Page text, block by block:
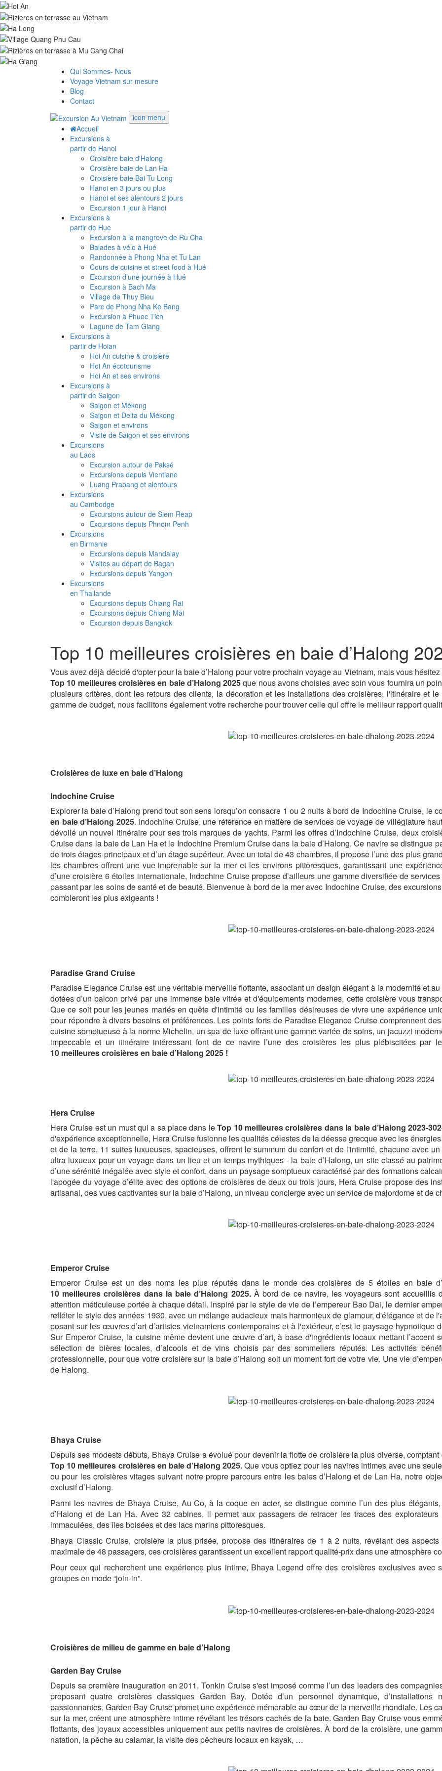
Qui Sommes- Nous
Voyage Vietnam sur mesure
Blog
Contact
icon menu
Accueil
Excursions à
partir de Hanoi
Croisière baie d'Halong
Croisière baie de Lan Ha
Croisière baie Bai Tu Long
Hanoi en 3 jours ou plus
Hanoi et ses alentours 2 jours
Excursion 1 jour à Hanoi
Excursions à
partir de Hue
Excursion à la mangrove de Ru Cha
Balades à vélo à Hué
Randonnée à Phong Nha et Tu Lan
Cours de cuisine et street food à Hué
Excursion d’une journée à Hué
Excursion à Bach Ma
Village de Thuy Bieu
Parc de Phong Nha Ke Bang
Excursion à Phuoc Tich
Lagune de Tam Giang
Excursions à
partir de Hoian
Hoi An cuisine & croisière
Hoi An écotourisme
Hoi An et ses environs
Excursions à
partir de Saigon
Saigon et Mékong
Saigon et Delta du Mékong
Saigon et environs
Visite de Saigon et ses environs
Excursions
au Laos
Excursion autour de Paksé
Excursions depuis Vientiane
Luang Prabang et alentours
Excursions
au Cambodge
Excursions autour de Siem Reap
Excursions depuis Phnom Penh
Excursions
en Birmanie
Excursions depuis Mandalay
Visites au départ de Bagan
Excursions depuis Yangon
Excursions
en Thailande
Excursions depuis Chiang Rai
Excursions depuis Chiang Mai
Excursion depuis Bangkok
Top 10 meilleures croisières en baie d’Halong
Vous avez déjà décidé d'opter pour la baie d’Halong pour votre prochain voyage au Vietnam, mais vous
Top 10 meilleures croisières en baie d’Halong 2025que nous avons choisies avec soin vous fournira un
plusieurs critères, dont les retours des clients, la décoration et les installations des croisières, l'itinéraire et
gamme de budget, nous facilitons également votre recherche pour trouver celle qui offre le meilleur rapport
Croisières de luxe en baie d’Halong
Indochine Cruise
Explorer la baie d’Halong prend tout son sens lorsqu’on consacre 1 ou 2 nuits à bord de Indochine Cruise, le
en baie d’Halong 2025. Indochine Cruise, une référence en matière de services de voyage de villégiature
dévoilé un nouvel itinéraire pour ses trois marques de yachts. Parmi les offres d’Indochine Cruise, deux
Cruise dans la baie de Lan Ha et le Indochine Premium Cruise dans la baie d’Halong. Ce navire se distingue
de trois étages principaux et d’un étage supérieur. Avec un total de 43 chambres, il propose l’une des plus
les chambres offrent une vue imprenable sur la mer et les environs pittoresques, garantissant une
d’une croisière 6 étoiles internationale, Indochine Cruise propose d’ailleurs une gamme diversifiée de
passant par les soins de santé et de beauté. Bienvenue à bord de la mer avec Indochine Cruise, des
combleront les plus exigeants !
Paradise Grand Cruise
Paradise Elegance Cruise est une véritable merveille flottante, associant un design élégant à la modernité et
dotées d’un balcon privé par une immense baie vitrée et d'équipements modernes, cette croisière vous
Que ce soit pour les jeunes mariés en quête d'intimité ou les familles désireuses de vivre une expérience
pour répondre à divers besoins et préférences. Les points forts de Paradise Elegance Cruise comprennent
cuisine somptueuse à la norme Michelin, un spa de luxe offrant une gamme variée de soins, un jacuzzi
impeccable et un itinéraire intéressant font de ce navire l’une des croisières les plus plébiscitées par
10 meilleures croisières en baie d’Halong 2025 !
Hera Cruise
Hera Cruise est un must qui a sa place dans leTop 10 meilleures croisières dans la baie d’Halong 2023-
d'expérience exceptionnelle, Hera Cruise fusionne les qualités célestes de la déesse grecque avec les énergies
et de la terre. 11 suites luxueuses, spacieuses, offrent le summum du confort et de l'intimité, chacune avec
ultra luxueux pour un voyage dans un lieu et un temps mythiques - la baie d’Halong, un site classé au
d’une sérénité inégalée avec style et confort, dans un paysage somptueux caractérisé par des formations
l'apogée du voyage d’élite avec des options de croisières de deux ou trois jours, Hera Cruise propose des
artisanal, des vues captivantes sur la baie d’Halong, un niveau concierge avec un service de majordome et de
Emperor Cruise
Emperor Cruise est un des noms les plus réputés dans le monde des croisières de 5 étoiles en baie
10 meilleures croisières dans la baie d’Halong 2025.À bord de ce navire, les voyageurs sont accueillis
attention méticuleuse portée à chaque détail. Inspiré par le style de vie de l’empereur Bao Dai, le dernier
refléter le style des années 1930, avec un mélange audacieux mais harmonieux de glamour, d'élégance et de
posant sur les œuvres d’art d’artistes vietnamiens contemporains et à l'extérieur, c’est le paysage
Sur Emperor Cruise, la cuisine même devient une œuvre d’art, à base d'ingrédients locaux mettant l’accent
sélection de bières locales, d’alcools et de vins choisis par des sommeliers réputés. Les activités
professionnelle, pour que votre croisière sur la baie d’Halong soit un moment fort de votre vie. Une vie
de Halong.
Bhaya Cruise
Depuis ses modests débuts, Bhaya Cruise a évolué pour devenir la flotte de croisière la plus diverse,
Top 10 meilleures croisières en baie d’Halong 2025.Que vous optiez pour les navires intimes avec une
ou pour les croisières vitages suivant notre propre parcours entre les baies d’Halong et de Lan Ha, notre
exclusif d’Halong.
Parmi les navires de Bhaya Cruise, Au Co, à la coque en acier, se distingue comme l’un des plus
d’Halong et de Lan Ha. Avec 32 cabines, il permet aux passagers de retracer les traces des
immaculées, des îles boisées et des lacs marins pittoresques.
Bhaya Classic Cruise, croisière la plus prisée, propose des itinéraires de 1 à 2 nuits, révélant des
maximale de 48 passagers, ces croisières garantissent un excellent rapport qualité-prix dans une atmosphère
Pour ceux qui recherchent une expérience plus intime, Bhaya Legend offre des croisières exclusives
groupes en mode “join-in”.
Croisières de milieu de gamme en baie d’Halong
Garden Bay Cruise
Depuis sa première inauguration en 2011, Tonkin Cruise s'est imposé comme l’un des leaders des
proposant quatre croisières classiques Garden Bay. Dotée d’un personnel dynamique, d’installations
passionnantes, Garden Bay Cruise promet une expérience mémorable au cœur de la merveille mondiale. Les
sur la mer, créent une atmosphère intime révélant les trésors cachés de la baie. Garden Bay Cruise vous
flottants, des joyaux accessibles uniquement aux petits navires de croisières. À bord de la croisière, une
natation, la pêche au calamar, la visite des pêcheurs locaux en kayak, …